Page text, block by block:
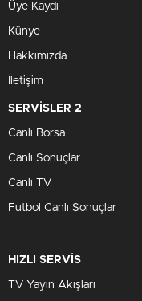
Üye Kaydı
Künye
Hakkımızda
İletişim
SERVİSLER 2
Canlı Borsa
Canlı Sonuçlar
Canlı TV
Futbol Canlı Sonuçlar
HIZLI SERVİS
TV Yayın Akışları